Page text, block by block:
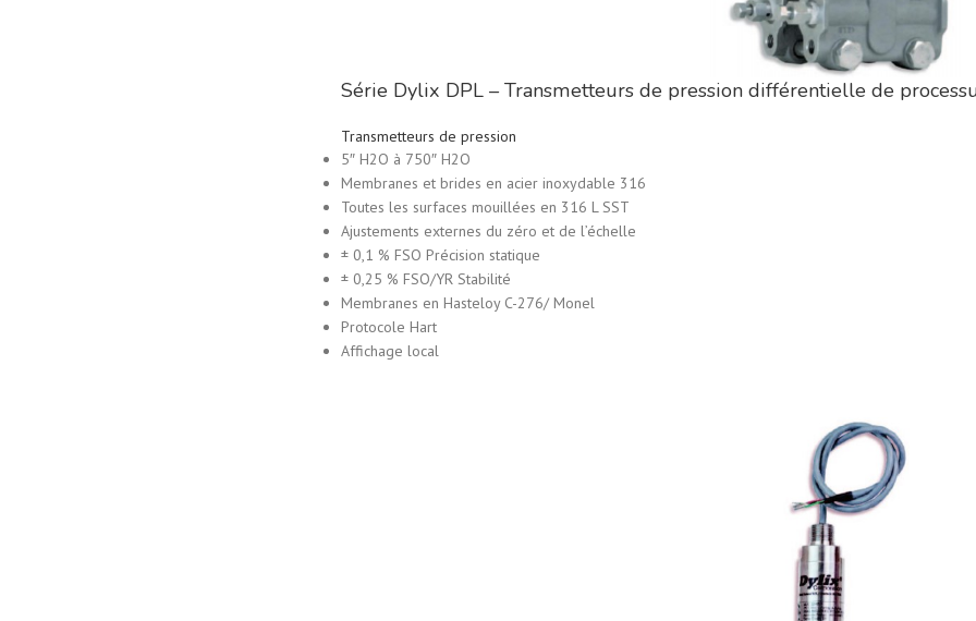
Série Dylix DPL – Transmetteurs de pression différentielle de
Transmetteurs de pression
5″ H2O à 750″ H2O
Membranes et brides en acier inoxydable 316
Toutes les surfaces mouillées en 316 L SST
Ajustements externes du zéro et de l’échelle
± 0,1 % FSO Précision statique
± 0,25 % FSO/YR Stabilité
Membranes en Hasteloy C-276/ Monel
Protocole Hart
Affichage local